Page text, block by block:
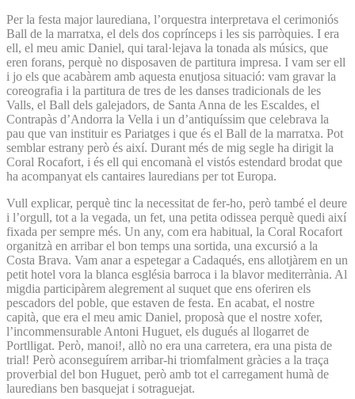
Per la festa major laurediana, l’orquestra interpretava el cerimoniós
Ball de la marratxa, el dels dos coprínceps i les sis parròquies. I era
ell, el meu amic Daniel, qui taral·lejava la tonada als músics, que
eren forans, perquè no disposaven de partitura impresa. I vam ser ell
i jo els que acabàrem amb aquesta enutjosa situació: vam gravar la
coreografia i la partitura de tres de les danses tradicionals de les
Valls, el Ball dels galejadors, de Santa Anna de les Escaldes, el
Contrapàs d’Andorra la Vella i un d’antiquíssim que celebrava la
pau que van instituir es Pariatges i que és el Ball de la marratxa. Pot
semblar estrany però és així. Durant més de mig segle ha dirigit la
Coral Rocafort, i és ell qui encomanà el vistós estendard brodat que
ha acompanyat els cantaires lauredians per tot Europa.
Vull explicar, perquè tinc la necessitat de fer-ho, però també el deure
i l’orgull, tot a la vegada, un fet, una petita odissea perquè quedi així
fixada per sempre més. Un any, com era habitual, la Coral Rocafort
organitzà en arribar el bon temps una sortida, una excursió a la
Costa Brava. Vam anar a espetegar a Cadaqués, ens allotjàrem en un
petit hotel vora la blanca església barroca i la blavor mediterrània. Al
migdia participàrem alegrement al suquet que ens oferiren els
pescadors del poble, que estaven de festa. En acabat, el nostre
capità, que era el meu amic Daniel, proposà que el nostre xofer,
l’incommensurable Antoni Huguet, els dugués al llogarret de
Portlligat. Però, manoi!, allò no era una carretera, era una pista de
trial! Però aconseguírem arribar-hi triomfalment gràcies a la traça
proverbial del bon Huguet, però amb tot el carregament humà de
lauredians ben basquejat i sotraguejat.